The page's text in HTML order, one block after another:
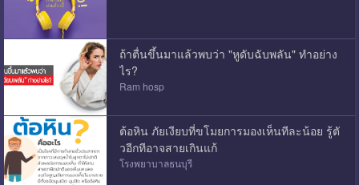
ถ้าตื่นขึ้นมาแล้วพบว่า "หูดับฉับพลัน" ทำอย่าง
ไร?
Ram hosp
ต้อหิน ภัยเงียบที่ขโมยการมองเห็นทีละน้อย รู้ตั
วอีกทีอาจสายเกินแก้
โรงพยาบาลธนบุรี